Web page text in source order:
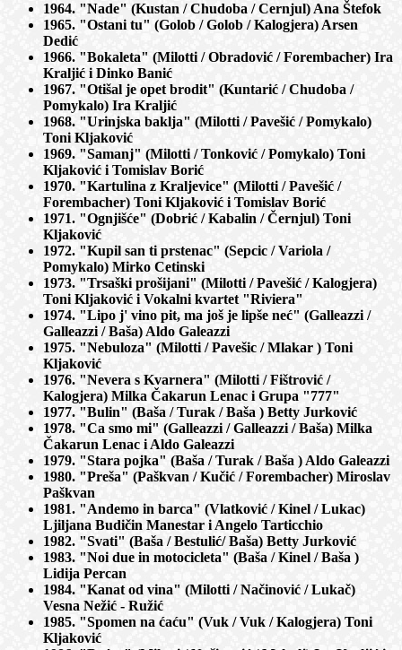
1964. "Nade" (Kustan / Chudoba / Cernjul) Ana Štefok
1965. "Ostani tu" (Golob / Golob / Kalogjera) Arsen
Dedić
1966. "Bokaleta" (Milotti / Obradović / Forembacher) Ira
Kraljić i Dinko Banić
1967. "Otišal je opet brodit" (Kuntarić / Chudoba /
Pomykalo) Ira Kraljić
1968. "Urinjska baklja" (Milotti / Pavešić / Pomykalo)
Toni Kljaković
1969. "Samanj" (Milotti / Tonković / Pomykalo) Toni
Kljaković i Tomislav Borić
1970. "Kartulina z Kraljevice" (Milotti / Pavešić /
Forembacher) Toni Kljaković i Tomislav Borić
1971. "Ognjišće" (Dobrić / Kabalin / Černjul) Toni
Kljaković
1972. "Kupil san ti prstenac" (Sepcic / Variola /
Pomykalo) Mirko Cetinski
1973. "Trsaški prošijani" (Milotti / Pavešić / Kalogjera)
Toni Kljaković i Vokalni kvartet "Riviera"
1974. "Lipo j' vino pit, ma još je lipše neć" (Galleazzi /
Galleazzi / Baša) Aldo Galeazzi
1975. "Nebuloza" (Milotti / Pavešic / Mlakar ) Toni
Kljaković
1976. "Nevera s Kvarnera" (Milotti / Fištrović /
Kalogjera) Milka Čakarun Lenac i Grupa "777"
1977. "Bulin" (Baša / Turak / Baša ) Betty Jurković
1978. "Ca smo mi" (Galleazzi / Galleazzi / Baša) Milka
Čakarun Lenac i Aldo Galeazzi
1979. "Stara pojka" (Baša / Turak / Baša ) Aldo Galeazzi
1980. "Preša" (Paškvan / Kučić / Forembacher) Miroslav
Paškvan
1981. "Andemo in barca" (Vlatković / Kinel / Lukac)
Ljiljana Budičin Manestar i Angelo Tarticchio
1982. "Svati" (Baša / Bestulić/ Baša) Betty Jurković
1983. "Noi due in motocicleta" (Baša / Kinel / Baša )
Lidija Percan
1984. "Kanat od vina" (Milotti / Načinović / Lukač)
Vesna Nežić - Ružić
1985. "Spomen na ćaću" (Vuk / Vuk / Kalogjera) Toni
Kljaković